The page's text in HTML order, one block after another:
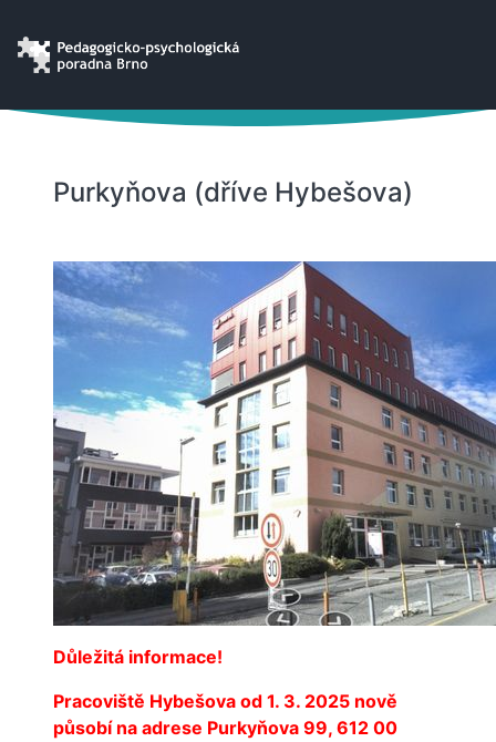
Purkyňova (dříve Hybešova)
Důležitá informace!
Pracoviště Hybešova od 1. 3. 2025 nově
působí na adrese Purkyňova 99, 612 00